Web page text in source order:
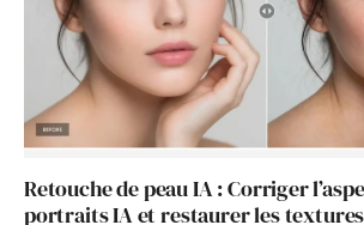
Retouche de peau IA : Corriger
portraits IA et restaurer les